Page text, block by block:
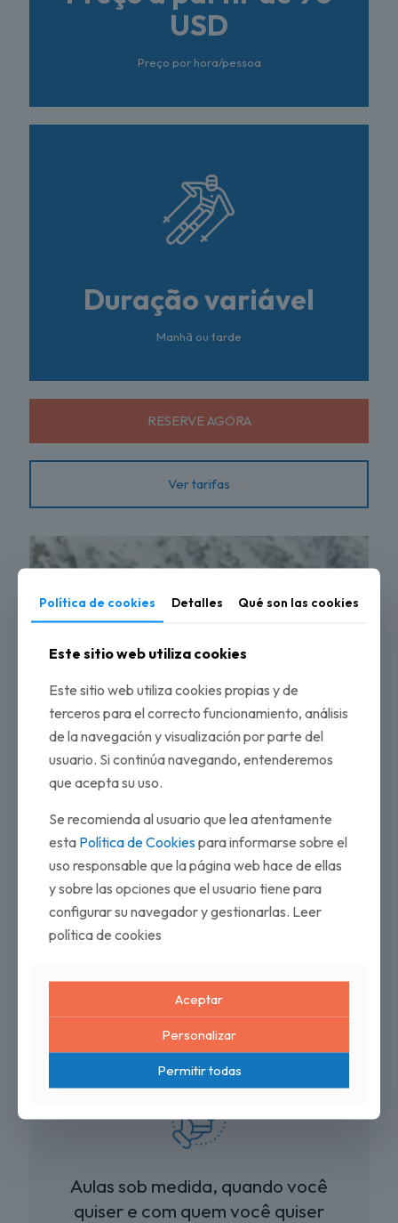
USD
Preço por hora/pessoa
Duração variável
Manhã ou tarde
RESERVE AGORA
Ver tarifas
Aulas sob medida, quando você
quiser e com quem você quiser
Política de cookies Detalles Qué son las cookies
Este sitio web utiliza cookies
Este sitio web utiliza cookies propias y de
terceros para el correcto funcionamiento, análisis
de la navegación y visualización por parte del
usuario. Si continúa navegando, entenderemos
que acepta su uso.
Se recomienda al usuario que lea atentamente
esta Política de Cookiespara informarse sobre el
uso responsable que la página web hace de ellas
y sobre las opciones que el usuario tiene para
configurar su navegador y gestionarlas. Leer
política de cookies
Aceptar
Personalizar
Permitir todas